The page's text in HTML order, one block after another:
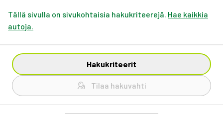
Tällä sivulla on sivukohtaisia hakukriteerejä. Hae kaikkia
autoja.
Hakukriteerit
Tilaa hakuvahti